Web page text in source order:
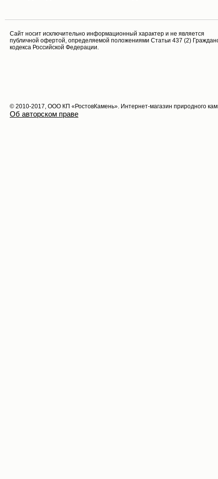
Cайт носит исключительно информационный характер и не является
публичной офертой, определяемой положениями Статьи 437 (2)
кодекса Российской Федерации.
© 2010-2017, ООО КП «РостовКамень». Интернет-магазин природного
Об авторском праве